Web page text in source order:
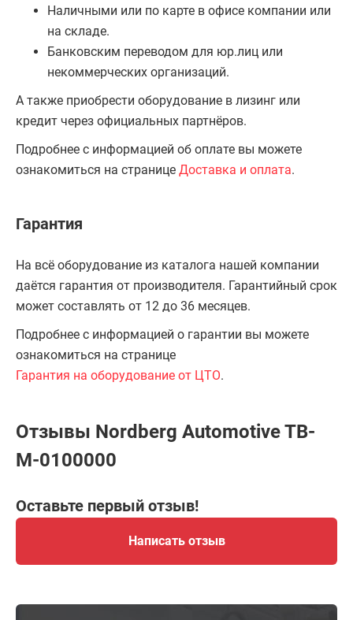
Наличными или по карте в офисе компании или
на складе.
Банковским переводом для юр.лиц или
некоммерческих организаций.
А также приобрести оборудование в лизинг или
кредит через официальных партнёров.
Подробнее с информацией об оплате вы можете
ознакомиться на странице Доставка и оплата.
Гарантия
На всё оборудование из каталога нашей компании
даётся гарантия от производителя. Гарантийный срок
может составлять от 12 до 36 месяцев.
Подробнее с информацией о гарантии вы можете
ознакомиться на странице
Гарантия на оборудование от ЦТО.
Отзывы Nordberg Automotive TB-
M-0100000
Оставьте первый отзыв!
Написать отзыв